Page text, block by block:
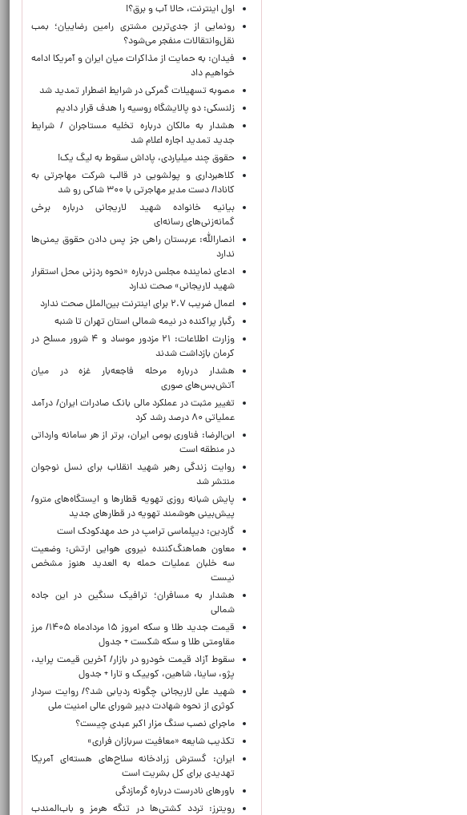
اول اینترنت، حالا آب و برق؟!
رونمایی از جدی‌ترین مشتری رامین رضاییان؛ بمب
نقل‌وانتقالات منفجر می‌شود؟
فیدان: به حمایت از مذاکرات میان ایران و آمریکا ادامه
خواهیم داد
مصوبه تسهیلات گمرکی در شرایط اضطرار تمدید شد
زلنسکی: دو پالایشگاه روسیه را هدف قرار دادیم
هشدار به مالکان درباره تخلیه مستاجران / شرایط
جدید تمدید اجاره اعلام شد
حقوق چند میلیاردی، پاداش سقوط به لیگ یک!
کلاهبرداری و پولشویی در قالب شرکت مهاجرتی به
کانادا/ دست مدیر مهاجرتی با ۳۰۰ شاکی رو شد
بیانیه خانواده شهید لاریجانی درباره برخی
گمانه‌زنی‌های رسانه‌ای
انصارالله: عربستان راهی جز پس دادن حقوق یمنی‌ها
ندارد
ادعای نماینده مجلس درباره «نحوه ردزنی محل استقرار
شهید لاریجانی» صحت ندارد
اعمال ضریب ۲.۷ برای اینترنت بین‌الملل صحت ندارد
رگبار پراکنده در نیمه شمالی استان تهران تا شنبه
وزارت اطلاعات: ۲۱ مزدور موساد و ۴ شرور مسلح در
کرمان بازداشت شدند
هشدار درباره مرحله فاجعه‌بار غزه در میان
آتش‌بس‌های صوری
تغییر مثبت در عملکرد مالی بانک صادرات ایران/ درآمد
عملیاتی ۸۰ درصد رشد کرد
ابن‌الرضا: فناوری بومی ایران، برتر از هر سامانه وارداتی
در منطقه است
روایت زندگی رهبر شهید انقلاب برای نسل نوجوان
منتشر شد
پایش شبانه روزی تهویه قطارها و ایستگاه‌های مترو/
پیش‌بینی هوشمند تهویه در قطارهای جدید
گاردین: دیپلماسی ترامپ در حد مهدکودک است
معاون هماهنگ‌کننده نیروی هوایی ارتش: وضعیت
سه خلبان عملیات حمله به العدید هنوز مشخص
نیست
هشدار به مسافران؛ ترافیک سنگین در این جاده
شمالی
قیمت جدید طلا و سکه امروز ۱۵ مردادماه ۱۴۰۵/ مرز
مقاومتی طلا و سکه شکست + جدول
سقوط آزاد قیمت خودرو در بازار/ آخرین قیمت پراید،
پژو، ساینا، شاهین، کوییک و تارا + جدول
شهید علی لاریجانی چگونه ردیابی شد؟/ روایت سردار
کوثری از نحوه شهادت دبیر شورای عالی امنیت ملی
ماجرای نصب سنگ مزار اکبر عبدی چیست؟
تکذیب شایعه «معافیت سربازان فراری»
ایران: گسترش زرادخانه سلاح‌های هسته‌ای آمریکا
تهدیدی برای کل بشریت است
باورهای نادرست درباره گرمازدگی
رویترز: تردد کشتی‌ها در تنگه هرمز و باب‌المندب